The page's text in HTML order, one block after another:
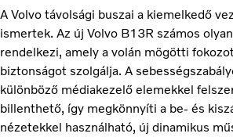
A Volvo távolsági buszai a kiemelkedő
ismertek. Az új Volvo B13R számos
rendelkezi, amely a volán mögötti
biztonságot szolgálja. A
különböző médiakezelő elemekkel
billenthető, így megkönnyíti a be- és
nézetekkel használható, új dinamikus